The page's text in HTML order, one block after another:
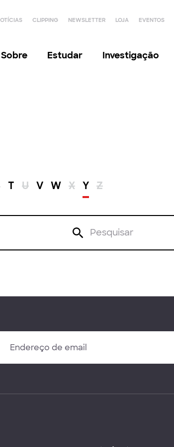
CLIPPING NEWSLETTER LOJA EVENTOS
Sobre Estudar Investigação
T U V W X Y Z